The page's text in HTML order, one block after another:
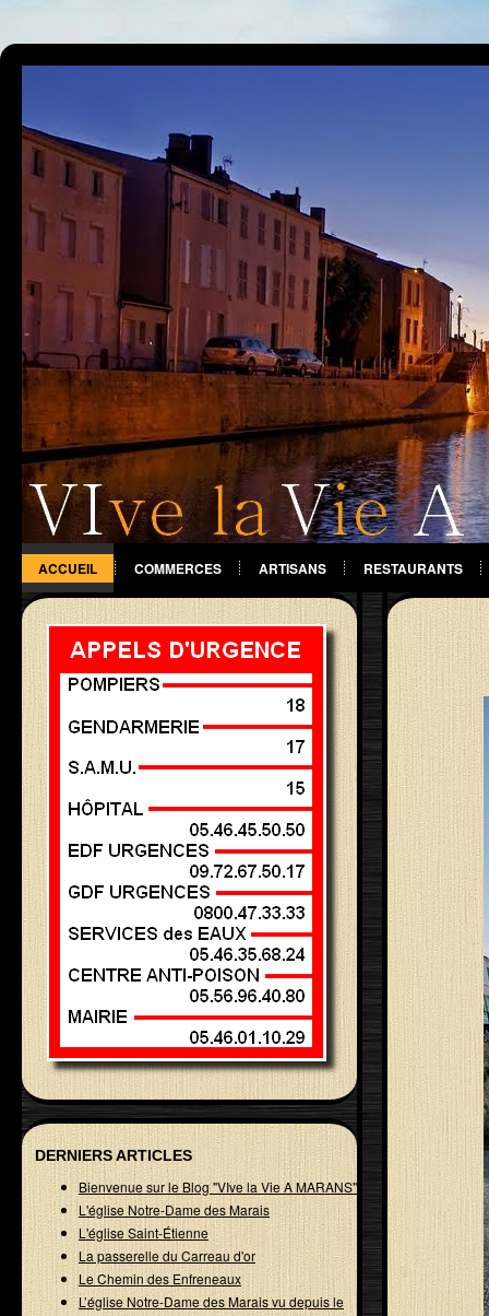
ACCUEIL COMMERCES ARTISANS RESTAURANTS
DIVERS
DERNIERS ARTICLES
Bienvenue sur le Blog "VIve la Vie A MARANS"
L'église Notre-Dame des Marais
L'église Saint-Étienne
La passerelle du Carreau d'or
Le Chemin des Enfreneaux
L’église Notre-Dame des Marais vu depuis le